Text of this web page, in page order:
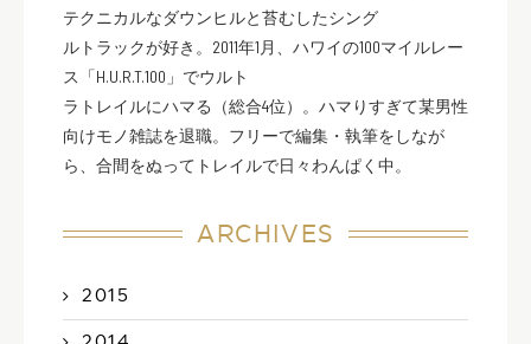
テクニカルなダウンヒルと苔むしたシング
ルトラックが好き。2011年1月、ハワイの100マイルレー
ス「H.U.R.T.100」でウルト
ラトレイルにハマる（総合4位）。ハマりすぎて某男性
向けモノ雑誌を退職。フリーで編集・執筆をしなが
ら、合間をぬってトレイルで日々わんぱく中。
ARCHIVES
2015